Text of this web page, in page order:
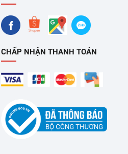
CHẤP NHẬN THANH TOÁN